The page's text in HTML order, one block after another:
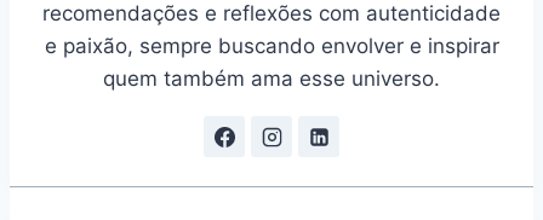
recomendações e reflexões com autenticidade
e paixão, sempre buscando envolver e inspirar
quem também ama esse universo.